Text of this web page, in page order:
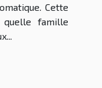
Cette
famille